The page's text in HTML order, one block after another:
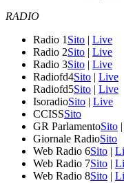
RADIO
Radio 1 Sito | Live
Radio 2Sito | Live
Radio 3Sito | Live
Radiofd4Sito | Live
Radiofd5Sito | Live
IsoradioSito | Live
CCISSSito
GR ParlamentoSito |
Giornale RadioSito
Web Radio 6Sito |
Web Radio 7Sito |
Web Radio 8Sito |